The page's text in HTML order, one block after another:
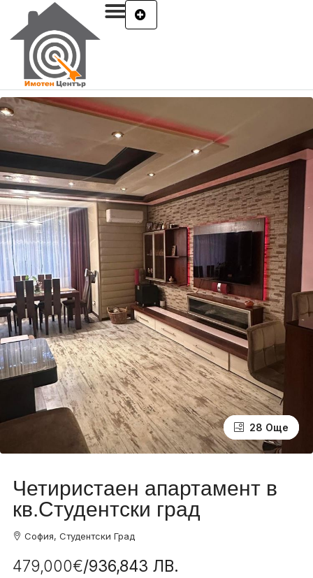
24 Още
28 Още
Четиристаен апартамент в
кв.Студентски град
София, Студентски Град
479,000€/936,843 ЛВ.